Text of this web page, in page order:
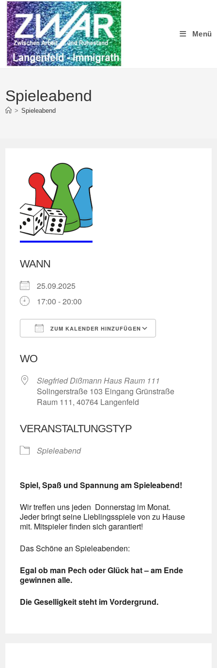
Zum
Inhalt
springen
Menü
Spieleabend
> Spieleabend
WANN
25.09.2025
17:00 - 20:00
ZUM KALENDER HINZUFÜGEN
WO
Siegfried Dißmann Haus Raum 111
Solingerstraße 103 Eingang Grünstraße
Raum 111, 40764 Langenfeld
VERANSTALTUNGSTYP
Spieleabend
Spiel, Spaß und Spannung am Spieleabend!
Wir treffen uns jeden Donnerstag im Monat.
Jeder bringt seine Lieblingsspiele von zu Hause
mit. Mitspieler finden sich garantiert!
Das Schöne an Spieleabenden:
Egal ob man Pech oder Glück hat – am Ende
gewinnen alle.
Die Geselligkeit steht im Vordergrund.